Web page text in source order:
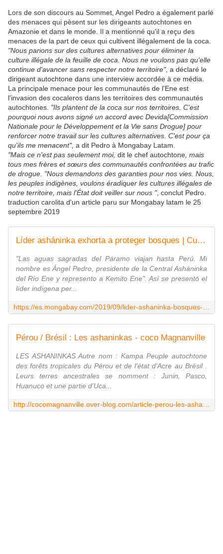
Lors de son discours au Sommet, Angel Pedro a également parlé
des menaces qui pèsent sur les dirigeants autochtones en
Amazonie et dans le monde. Il a mentionné qu'il a reçu des
menaces de la part de ceux qui cultivent illégalement de la coca.
"Nous parions sur des cultures alternatives pour éliminer la
culture illégale de la feuille de coca. Nous ne voulons pas qu'elle
continue d'avancer sans respecter notre territoire", a déclaré le
dirigeant autochtone dans une interview accordée à ce média.
La principale menace pour les communautés de l'Ene est
l'invasion des cocaleros dans les territoires des communautés
autochtones. "Ils plantent de la coca sur nos territoires. C'est
pourquoi nous avons signé un accord avec Devida[Commission
Nationale pour le Développement et la Vie sans Drogue] pour
renforcer notre travail sur les cultures alternatives. C'est pour ça
qu'ils me menacent", a dit Pedro à Mongabay Latam.
"Mais ce n'est pas seulement moi, dit le chef autochtone , mais
tous mes frères et sœurs des communautés confrontées au trafic
de drogue. "Nous demandons des garanties pour nos vies. Nous,
les peuples indigènes, voulons éradiquer les cultures illégales de
notre territoire, mais l'État doit veiller sur nous ", conclut Pedro.
traduction carolita d'un article paru sur Mongabay latam le 25
septembre 2019
Líder asháninka exhorta a proteger bosques | Cumbre por el Clima
"Las aguas sagradas del Páramo viajan hasta Perú. Mi
nombre es Ángel Pedro, presidente de la Central Asháninka
del Río Ene y represento a Kemito Ene". Así se presentó el
líder indígena per...
Pérou / Brésil : Les ashaninkas - coco Magnanville
LES ASHANINKAS Autre nom : Kampa Peuple autochtone
des forêts tropicales du Pérou et de l'état d'Acre au Brésil .
Leurs terres ancestrales se nomment : Junin, Pasco,
Huanuco et une partie d'Uca...